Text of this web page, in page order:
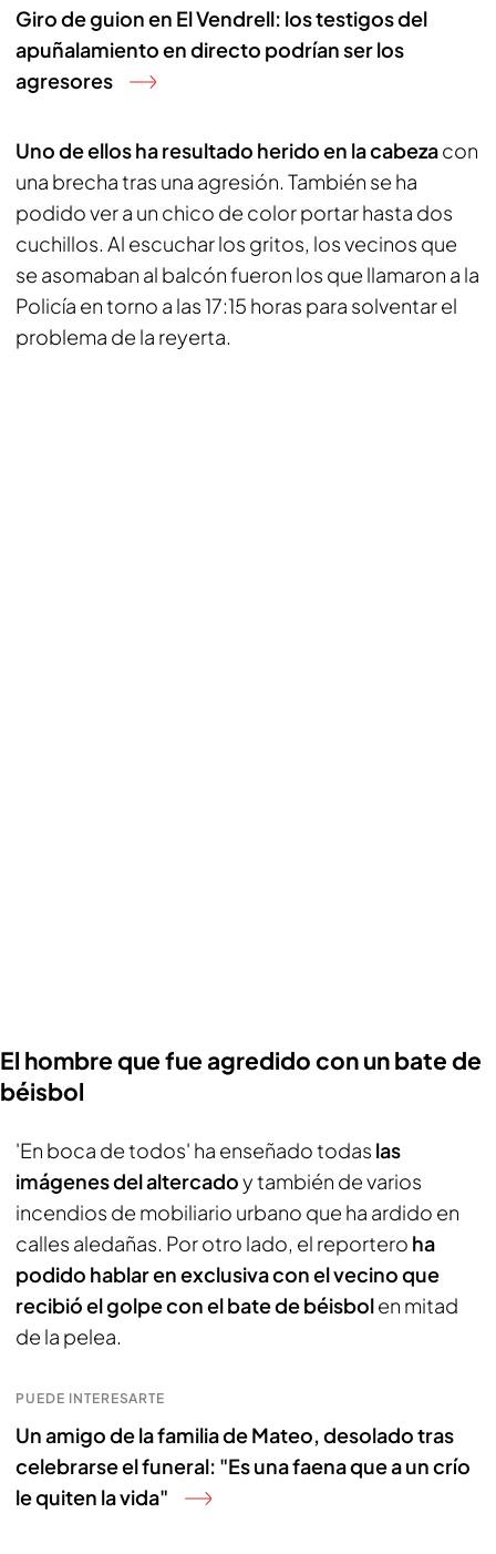
Giro de guion en El Vendrell: los testigos del
apuñalamiento en directo podrían ser los
agresores
Uno de ellos ha resultado herido en la cabezacon
una brecha tras una agresión. También se ha
podido ver a un chico de color portar hasta dos
cuchillos. Al escuchar los gritos, los vecinos que
se asomaban al balcón fueron los que llamaron a la
Policía en torno a las 17:15 horas para solventar el
problema de la reyerta.
El hombre que fue agredido con un bate de
béisbol
'En boca de todos' ha enseñado todas las
imágenes del altercadoy también de varios
incendios de mobiliario urbano que ha ardido en
calles aledañas. Por otro lado, el reportero ha
podido hablar en exclusiva con el vecino que
recibió el golpe con el bate de béisbolen mitad
de la pelea.
PUEDE INTERESARTE
Un amigo de la familia de Mateo, desolado tras
celebrarse el funeral: "Es una faena que a un crío
le quiten la vida"